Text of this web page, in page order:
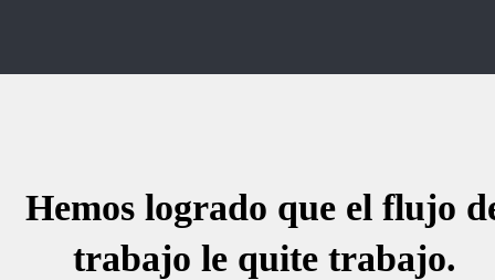
Hemos logrado que el flujo
trabajo le quite trabajo.